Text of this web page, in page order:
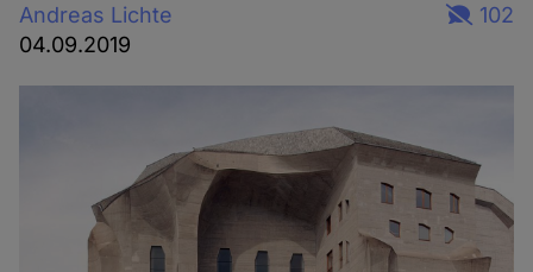
Andreas Lichte
04.09.2019
102